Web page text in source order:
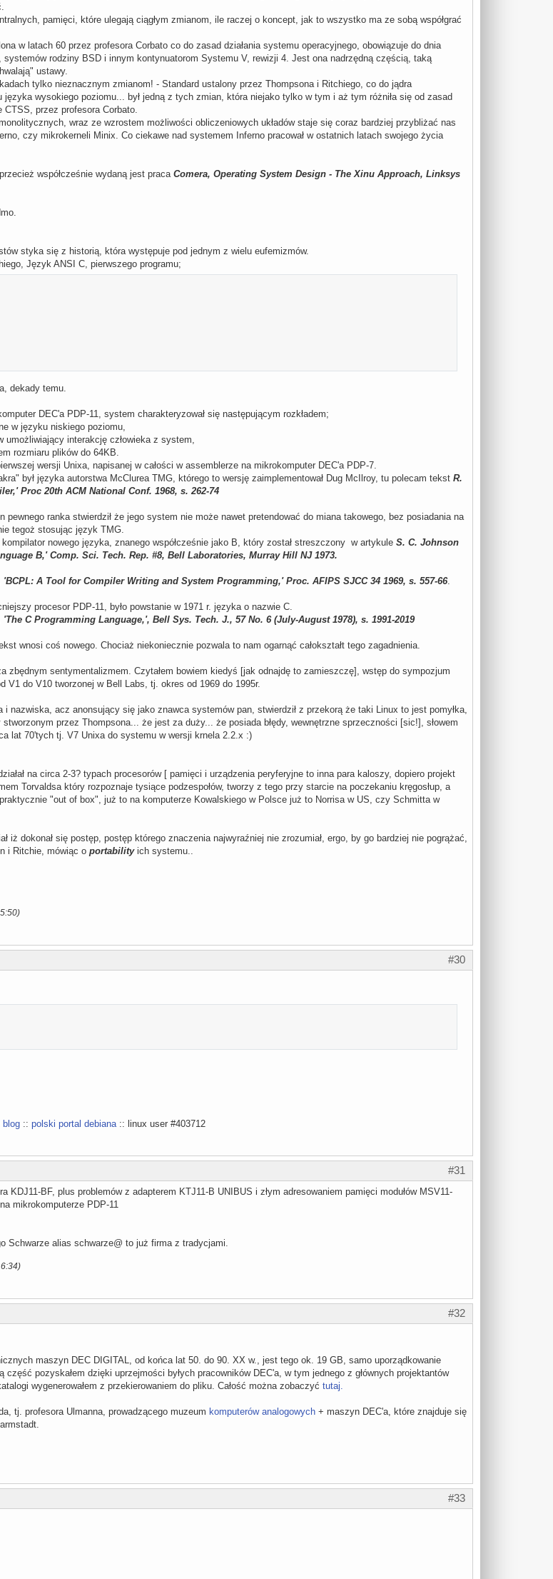
pamięci, które ulegają ciągłym zmianom, ile raczej o koncept, jak to wszystko ma ze sobą współgrać
w latach 60 przez profesora Corbato co do zasad działania systemu operacyjnego, obowiązuje do dnia
rodziny BSD i innym kontynuatorom Systemu V, rewizji 4. Jest ona nadrzędną częścią, taką
ustawy.
tylko nieznacznym zmianom! - Standard ustalony przez Thompsona i Ritchiego, co do jądra
wysokiego poziomu... był jedną z tych zmian, która niejako tylko w tym i aż tym różniła się od zasad
przez profesora Corbato.
wraz ze wzrostem możliwości obliczeniowych układów staje się coraz bardziej przybliżać nas
czy mikrokerneli Minix. Co ciekawe nad systemem Inferno pracował w ostatnich latach swojego życia
współcześnie wydaną jest praca Comera, Operating System Design - The Xinu Approach, Linksys
styka się z historią, która występuje pod jednym z wielu eufemizmów.
Język ANSI C, pierwszego programu;
dekady temu.
DEC'a PDP-11, system charakteryzował się następującym rozkładem;
w języku niskiego poziomu,
interakcję człowieka z system,
rozmiaru plików do 64KB.
wersji Unixa, napisanej w całości w assemblerze na mikrokomputer DEC'a PDP-7.
był języka autorstwa McClurea TMG, którego to wersję zaimplementował Dug McIlroy, tu polecam tekst R.
Proc 20th ACM National Conf. 1968, s. 262-74
pewnego ranka stwierdził że jego system nie może nawet pretendować do miana takowego, bez posiadania na
tegoż stosując język TMG.
nowego języka, znanego współcześnie jako B, który został streszczony w artykule S. C. Johnson
B,' Comp. Sci. Tech. Rep. #8, Bell Laboratories, Murray Hill NJ 1973.
'BCPL: A Tool for Compiler Writing and System Programming,' Proc. AFIPS SJCC 34 1969, s. 557-66.
procesor PDP-11, było powstanie w 1971 r. języka o nazwie C.
C Programming Language,', Bell Sys. Tech. J., 57 No. 6 (July-August 1978), s. 1991-2019
wnosi coś nowego. Chociaż niekoniecznie pozwala to nam ogarnąć całokształt tego zagadnienia.
zbędnym sentymentalizmem. Czytałem bowiem kiedyś [jak odnajdę to zamieszczę], wstęp do sympozjum
V1 do V10 tworzonej w Bell Labs, tj. okres od 1969 do 1995r.
nazwiska, acz anonsujący się jako znawca systemów pan, stwierdził z przekorą że taki Linux to jest pomyłka,
przez Thompsona... że jest za duży... że posiada błędy, wewnętrzne sprzeczności [sic!], słowem
lat 70'tych tj. V7 Unixa do systemu w wersji krnela 2.2.x :)
na circa 2-3? typach procesorów [ pamięci i urządzenia peryferyjne to inna para kaloszy, dopiero projekt
Torvaldsa który rozpoznaje tysiące podzespołów, tworzy z tego przy starcie na poczekaniu kręgosłup, a
"out of box", już to na komputerze Kowalskiego w Polsce już to Norrisa w US, czy Schmitta w
iż dokonał się postęp, postęp którego znaczenia najwyraźniej nie zrozumiał, ergo, by go bardziej nie pogrążać,
i Ritchie, mówiąc o portabilityich systemu..
#30
blog :: polski portal debiana :: linux user #403712
#31
KDJ11-BF, plus problemów z adapterem KTJ11-B UNIBUS i złym adresowaniem pamięci modułów MSV11-
mikrokomputerze PDP-11
Schwarze alias schwarze@ to już firma z tradycjami.
#32
maszyn DEC DIGITAL, od końca lat 50. do 90. XX w., jest tego ok. 19 GB, samo uporządkowanie
pozyskałem dzięki uprzejmości byłych pracowników DEC'a, w tym jednego z głównych projektantów
wygenerowałem z przekierowaniem do pliku. Całość można zobaczyć tutaj.
tj. profesora Ulmanna, prowadzącego muzeum komputerów analogowych + maszyn DEC'a, które znajduje się
#33